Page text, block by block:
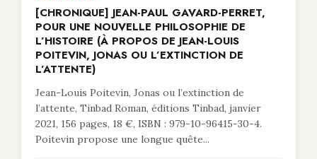
[CHRONIQUE] JEAN-PAUL GAVARD-PERRET,
POUR UNE NOUVELLE PHILOSOPHIE DE
L’HISTOIRE (À PROPOS DE JEAN-LOUIS
POITEVIN, JONAS OU L’EXTINCTION DE
L’ATTENTE)
Jean-Louis Poitevin, Jonas ou l’extinction de
l’attente, Tinbad Roman, éditions Tinbad, janvier
2021, 156 pages, 18 €, ISBN : 979-10-96415-30-4.
Poitevin propose une longue quête...